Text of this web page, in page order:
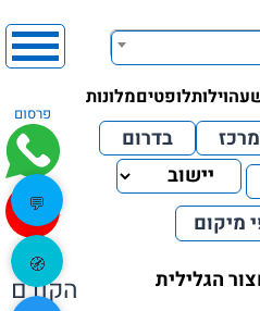
וילותלופטיםמלונות
פרסום
בדרום
מיקום
הקודם
💬
🧭